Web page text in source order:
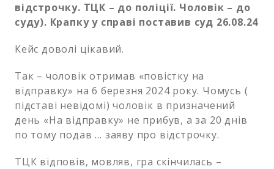
відстрочку. ТЦК – до поліції. Чоловік – до
суду). Крапку у справі поставив суд 26.08.24
Кейс доволі цікавий.
Так – чоловік отримав «повістку на
відправку» на 6 березня 2024 року. Чомусь (
підставі невідомі) чоловік в призначений
день «На відправку» не прибув, а за 20 днів
по тому подав … заяву про відстрочку.
ТЦК відповів, мовляв, гра скінчилась –